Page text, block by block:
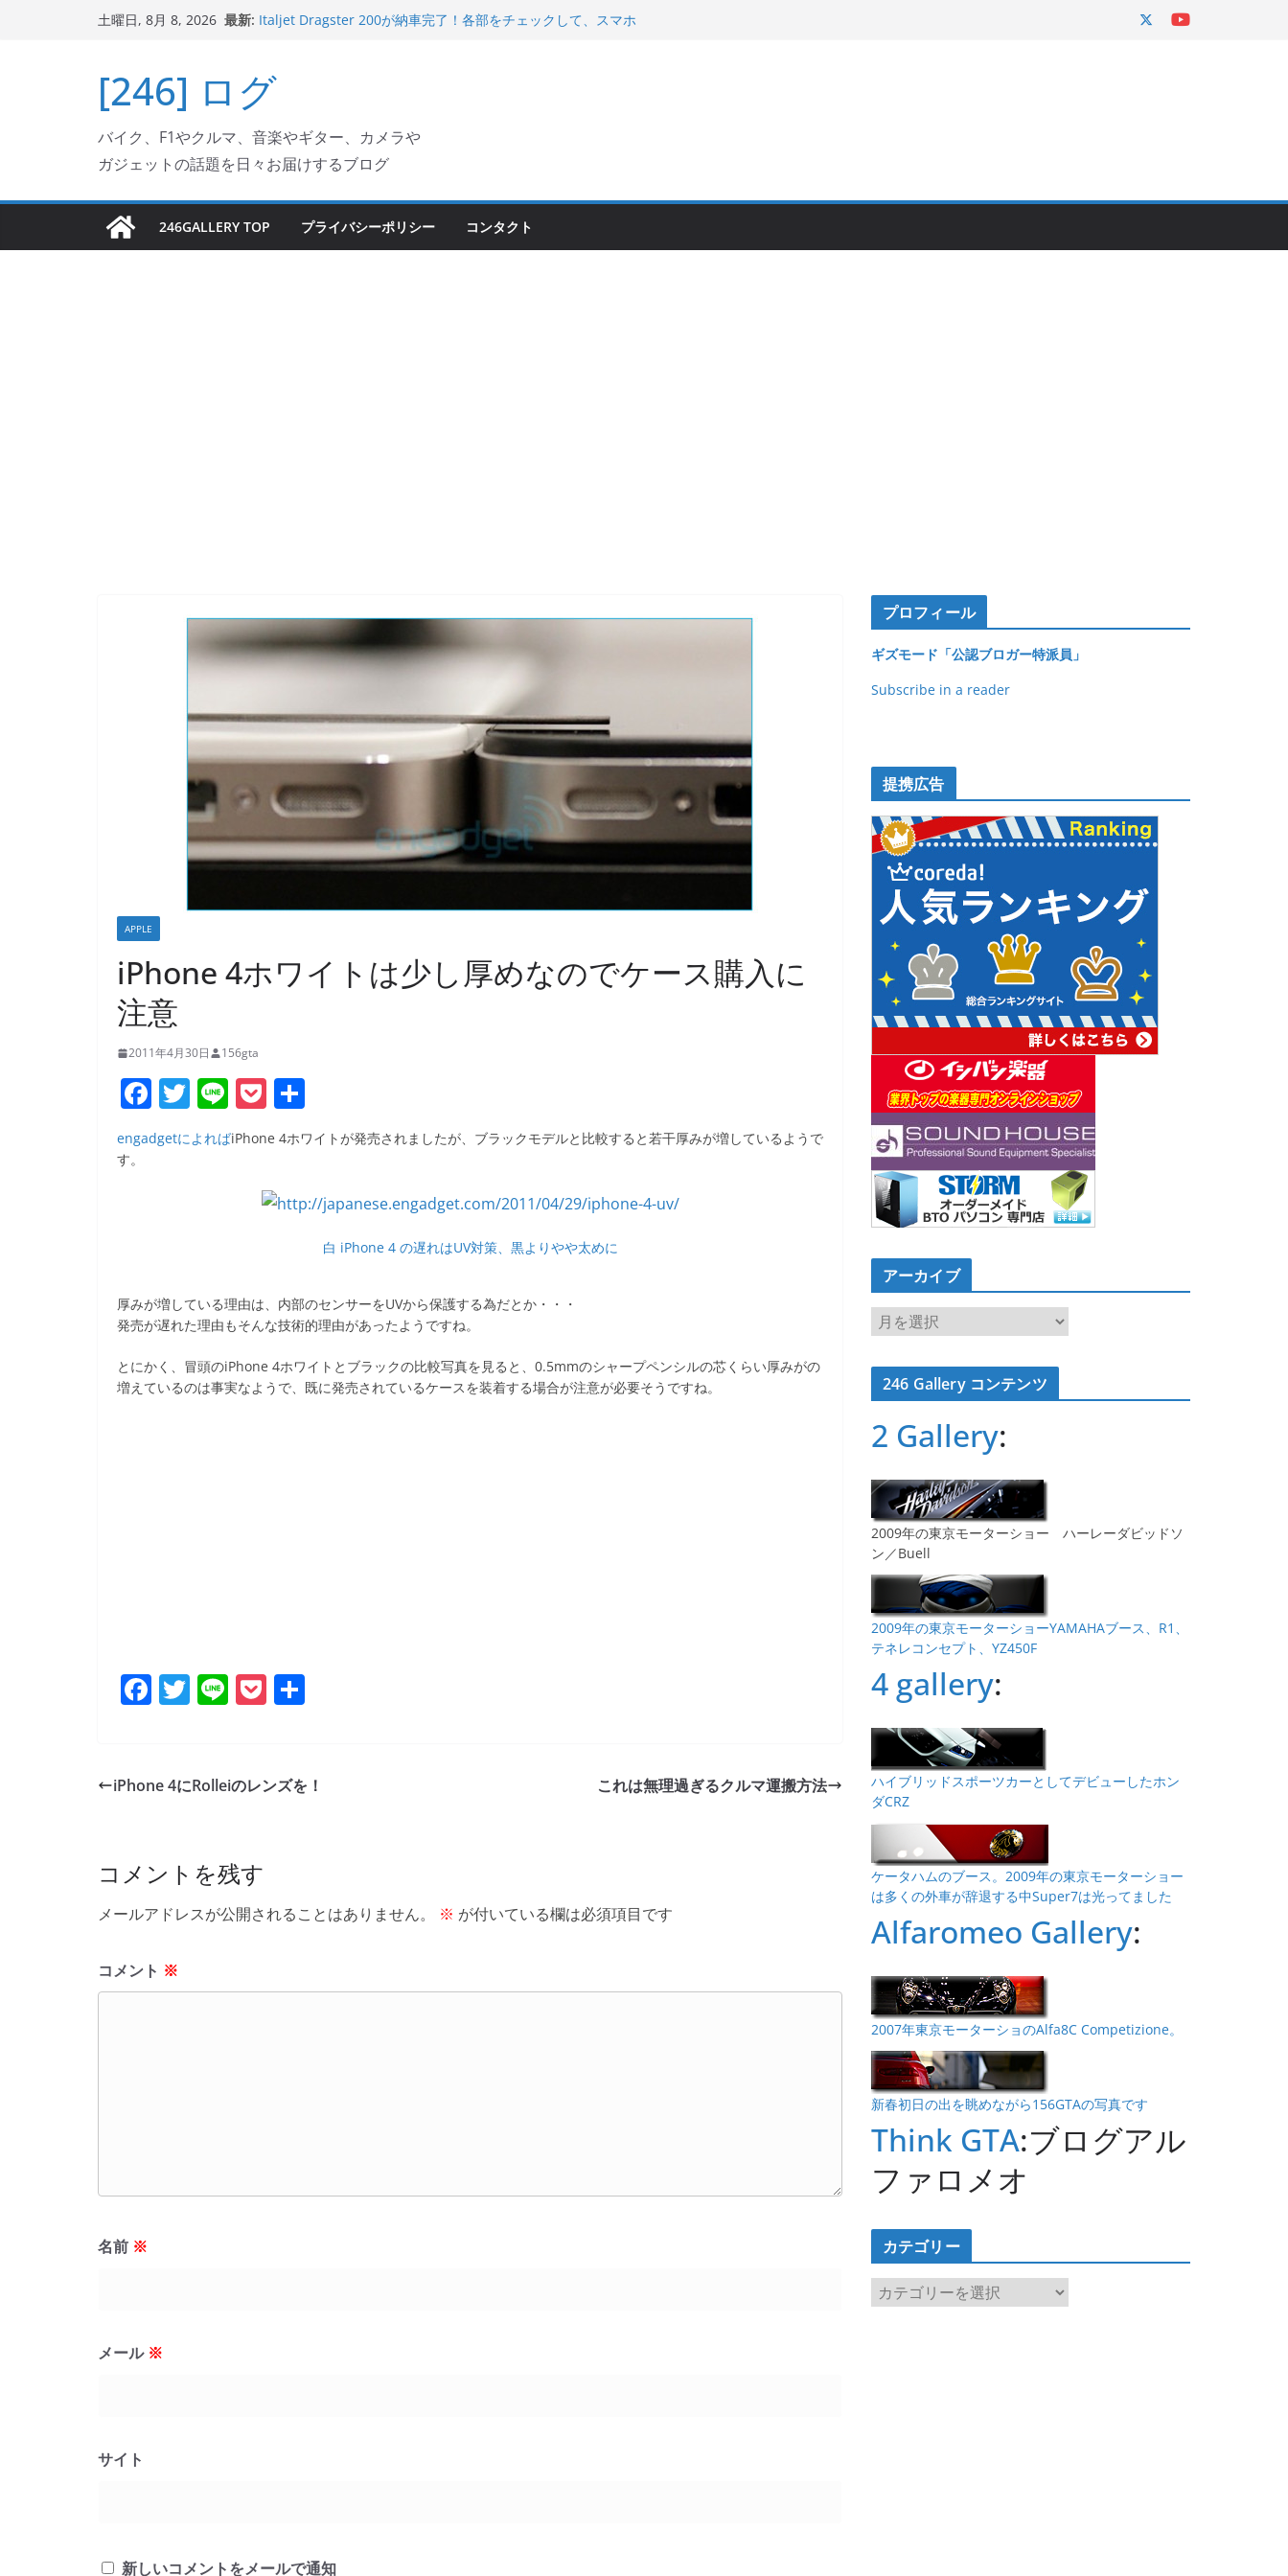
キ
プ
土曜日, 8月 8, 2026 最新: Italjet Dragster 200が納車完了！各部をチェックして、スマホ
Ken Block 逝去
岩手県奥州市へのふるさと納税で KGR HARMONY 南部鉄器エ
Italjet Dragster 200のフロントISSサスの動きが判ったらコーナ
リングが楽しくなった
[246] ログ
バイク、F1やクルマ、音楽やギター、カメラや
ガジェットの話題を日々お届けするブログ
246GALLERY TOP プライバシーポリシー コンタクト
APPLE
iPhone 4ホワイトは少し厚めなのでケース購入に
注意
2011年4月30日 156gta
F
a
c
k
T
w
itt
Li
n
e
P
o
ck
et
有
engadgetによればiPhone 4ホワイトが発売されましたが、ブラックモデルと比較すると若干厚みが増しているようで
す。
白 iPhone 4 の遅れはUV対策、黒よりやや太めに
厚みが増している理由は、内部のセンサーをUVから保護する為だとか・・・
発売が遅れた理由もそんな技術的理由があったようですね。
とにかく、冒頭のiPhone 4ホワイトとブラックの比較写真を見ると、0.5mmのシャープペンシルの芯くらい厚みがの
増えているのは事実なようで、既に発売されているケースを装着する場合が注意が必要そうですね。
F
e
o
k
T
er
Li P
et
iPhone 4にRolleiのレンズを！ これは無理過ぎるクルマ運搬方法
コメントを残す
メールアドレスが公開されることはありません。 ※ が付いている欄は必須項目です
コメント ※
名前 ※
メール ※
サイト
新しいコメントをメールで通知
プロフィール
ギズモード「公認ブロガー特派員」
Subscribe in a reader
提携広告
アーカイブ
ア
ー
カ
イ246 Gallery コンテンツ
2 Gallery:
2009年の東京モーターショー ハーレーダビッドソ
ン／Buell
2009年の東京モーターショーYAMAHAブース、R1、
テネレコンセプト、YZ450F
4 gallery:
ハイブリッドスポーツカーとしてデビューしたホン
ダCRZ
ケータハムのブース。2009年の東京モーターショー
は多くの外車が辞退する中Super7は光ってました
Alfaromeo Gallery:
2007年東京モーターショのAlfa8C Competizione。
新春初日の出を眺めながら156GTAの写真です
Think GTA:ブログアル
ファロメオ
カテゴリー
カ
テ